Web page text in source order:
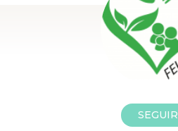
SEGUIR